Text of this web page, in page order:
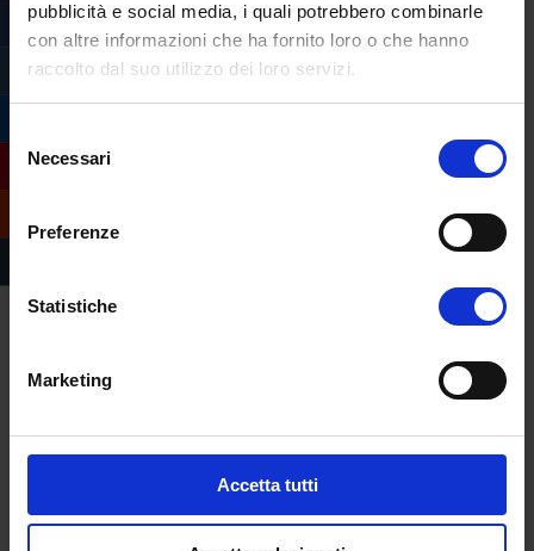
pubblicità e social media, i quali potrebbero combinarle
con altre informazioni che ha fornito loro o che hanno
raccolto dal suo utilizzo dei loro servizi.
delNecessari
Preferenze
Statistiche
Marketing
Accetta tutti
richiedi informazioni
sull’offerta formativa